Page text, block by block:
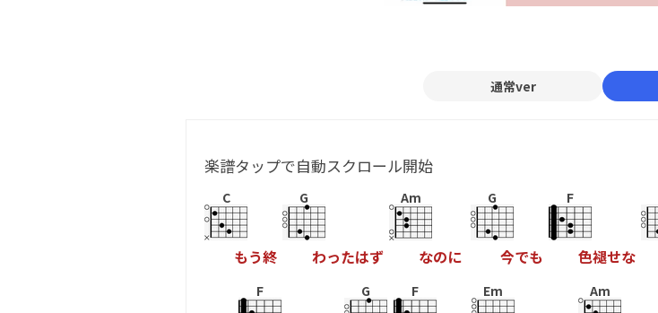
通常ver
楽譜タップで自動スクロール開始
C
もう終
G
わったはず
Am
なのに
G
今でも
F
色褪せな
F G F Em Am